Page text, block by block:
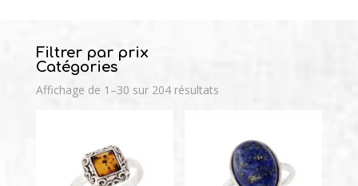
Filtrer par prix
Catégories
Affichage de 1–30 sur 204 résultats
Bracelet perles de culture